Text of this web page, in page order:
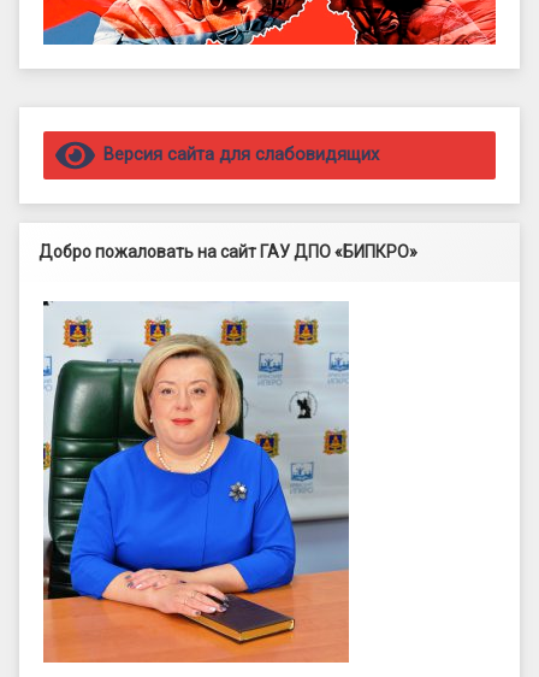
Правый сайдбар
Версия сайта для слабовидящих
Добро пожаловать на сайт ГАУ ДПО «БИПКРО»